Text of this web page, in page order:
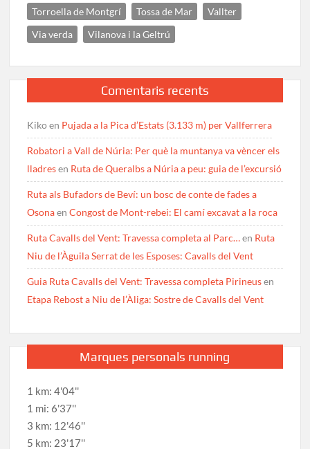
Torroella de Montgrí
Tossa de Mar
Vallter
Via verda
Vilanova i la Geltrú
Comentaris recents
Kikoen Pujada a la Pica d’Estats (3.133 m) per Vallferrera
Robatori a Vall de Núria: Per què la muntanya va vèncer els
lladresen Ruta de Queralbs a Núria a peu: guia de l’excursió
Ruta als Bufadors de Beví: un bosc de conte de fades a
OsonaenCongost de Mont-rebei: El camí excavat a la roca
Ruta Cavalls del Vent: Travessa completa al Parc…en Ruta
Niu de l’Àguila Serrat de les Esposes: Cavalls del Vent
Guia Ruta Cavalls del Vent: Travessa completa Pirineusen
Etapa Rebost a Niu de l’Àliga: Sostre de Cavalls del Vent
Marques personals running
1 km: 4'04''
1 mi: 6'37''
3 km: 12'46''
5 km: 23'17''